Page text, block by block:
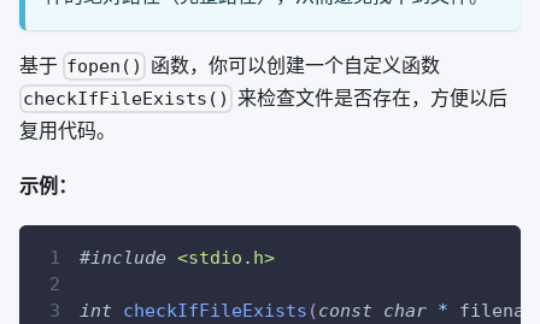
基于 fopen() 函数，你可以创建一个自定义函数
checkIfFileExists()
来检查文件是否存在，方便以后
复用代码。
示例：
#include <stdio.h>
int checkIfFileExists (const char *